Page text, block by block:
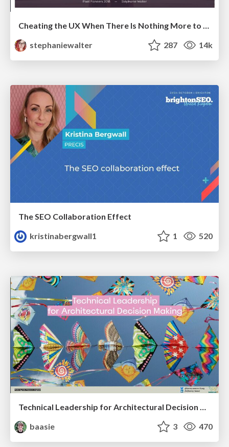
Cheating the UX When There Is Nothing More to Optimize - PixelPioneers
stephaniewalter
287 14k
The SEO Collaboration Effect
kristinabergwall1
1 520
Technical Leadership for Architectural Decision Making
baasie
3 470